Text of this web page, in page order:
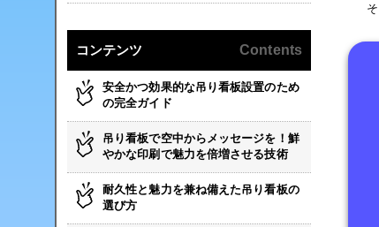
コンテンツ Contents
安全かつ効果的な吊り看板設置のため
の完全ガイド
吊り看板で空中からメッセージを！鮮
やかな印刷で魅力を倍増させる技術
耐久性と魅力を兼ね備えた吊り看板の
選び方